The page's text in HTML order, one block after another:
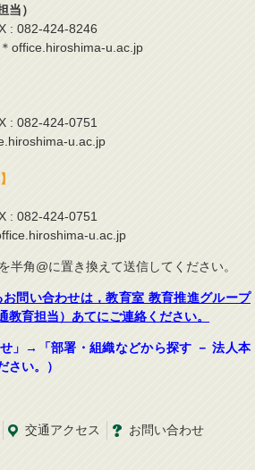
当）
: 082-424-8246
office.hiroshima-u.ac.jp
: 082-424-0751
u.ac.jp
: 082-424-0751
u.ac.jp
角@に置き換えて送信してください。
問い合わせは，教育室 教育推進グループ
教育担当）あてにご連絡ください。
せ」→「部署・組織などから探す － 法人本
さい。）
交通アクセス お問い合わせ